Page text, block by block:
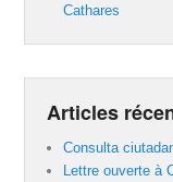
Cathares
Articles
Consulta
Lettre ouverte à